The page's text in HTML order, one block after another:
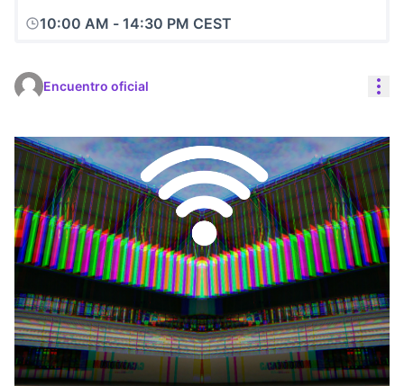
10:00 AM - 14:30 PM CEST
Encuentro oficial